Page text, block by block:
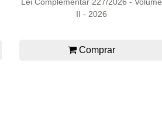
II - 2026
Comprar